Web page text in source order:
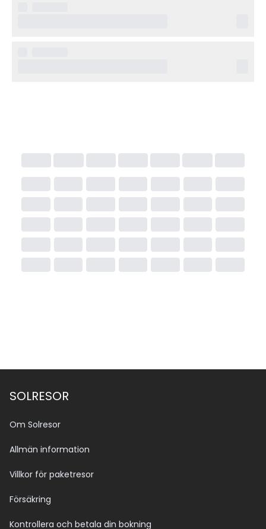
SOLRESOR
Om Solresor
Allmän information
Villkor för paketresor
Försäkring
Kontrollera och betala din bokning